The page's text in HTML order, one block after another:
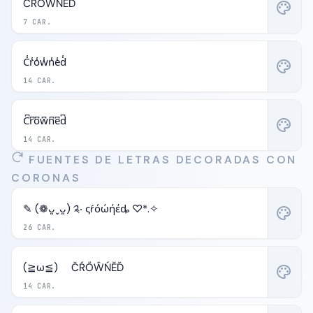
7 CAR.
ČŔŐŴŃĔĎ palette
14 CAR.
C̾r̾o̾w̾n̾e̾d̾ palette
14 CAR.
C͆r͆o͆w͆n͆e͆d͆ palette
FUENTES DE LETRAS DECORADAS CON
CORONAS
26 CAR.
✎ (❁ᴗ͈ˬᴗ͈) ༉‧ ςŕόώήέȡ ♡*.✧ palette
14 CAR.
(≧ω≦)ゞ ČŔŐŴŃĔĎ palette